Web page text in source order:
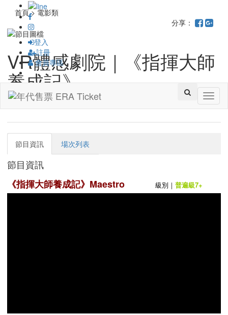
登入
註冊
會員專區
首頁 > 電影類
分享：
VR體感劇院｜《指揮大師
養成記》
高雄市電影館
節目資訊 場次列表
節目資訊
《指揮大師養成記》Maestro
級別｜ 普遍級7+